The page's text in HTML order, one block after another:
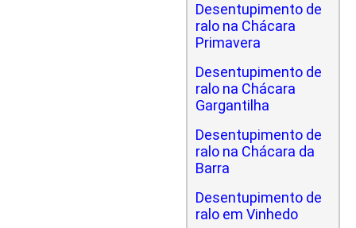
Desentupimento de
ralo na Chácara
Primavera
Desentupimento de
ralo na Chácara
Gargantilha
Desentupimento de
ralo na Chácara da
Barra
Desentupimento de
ralo em Vinhedo